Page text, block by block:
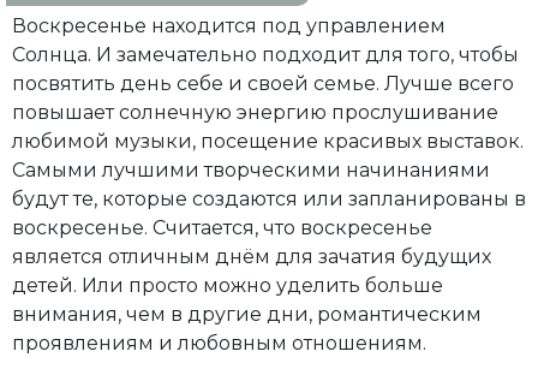
Воскресенье находится под управлением
Солнца. И замечательно подходит для того, чтобы
посвятить день себе и своей семье. Лучше всего
повышает солнечную энергию прослушивание
любимой музыки, посещение красивых выставок.
Самыми лучшими творческими начинаниями
будут те, которые создаются или запланированы в
воскресенье. Считается, что воскресенье
является отличным днём для зачатия будущих
детей. Или просто можно уделить больше
внимания, чем в другие дни, романтическим
проявлениям и любовным отношениям.